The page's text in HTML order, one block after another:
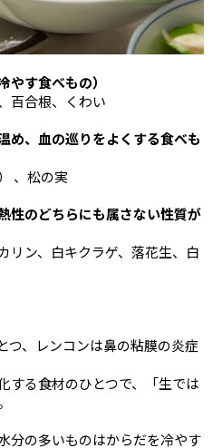
す食べもの）
百合根、くわい
、血の巡りをよくする食べも
、松の実
性のどちらにも属さない性質が
リン、白キクラゲ、落花生、白
つ、レンコンは鼻の粘膜の炎症
する食材のひとつで、「生では
分の多いものはからだを冷やす